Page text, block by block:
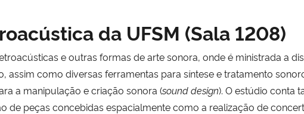
da UFSM (Sala 1208)
e outras formas de arte sonora, onde é ministrada a
assim como diversas ferramentas para síntese e tratamento
a manipulação e criação sonora (sound design). O estúdio conta
de peças concebidas espacialmente como a realização de